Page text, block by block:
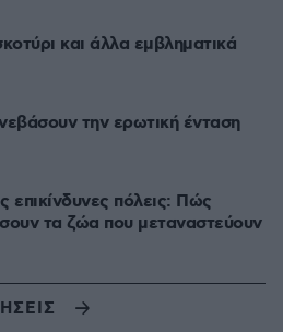
και άλλα εμβληματικά
την ερωτική ένταση
επικίνδυνες πόλεις: Πώς
τα ζώα που μεταναστεύουν